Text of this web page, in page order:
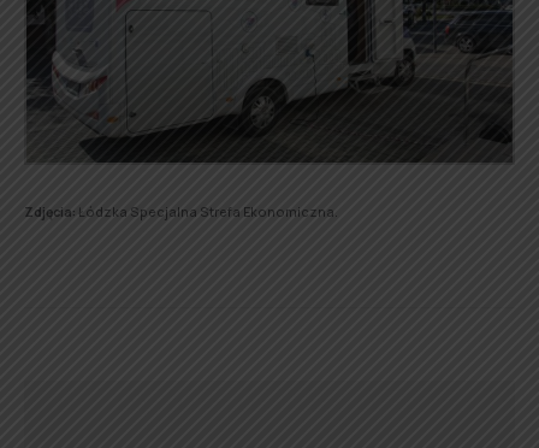
Zdjęcia: Łódzka Specjalna Strefa Ekonomiczna.